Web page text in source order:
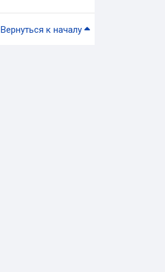
Вернуться к началу